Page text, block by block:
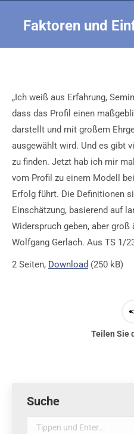
Faktoren und
„Ich weiß aus Erfahrung,
dass das Profil einen
darstellt und mit großem
ausgewählt wird. Und es gibt
zu finden. Jetzt hab ich mir
vom Profil zu einem Modell
Erfolg führt. Die Definitionen
Einschätzung, basierend auf
Widerspruch geben, aber
Wolfgang Gerlach. Aus TS 1/
2 Seiten, Download (250 kB)
Teilen Sie
Suche
Suche